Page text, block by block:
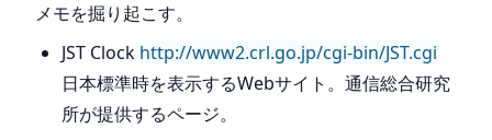
メモを掘り起こす。
JST Clock http://www2.crl.go.jp/cgi-bin/JST.cgi
日本標準時を表示するWebサイト。通信総合研究
所が提供するページ。